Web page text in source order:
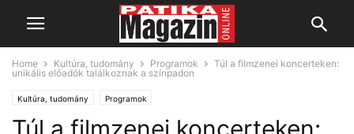
Home Kultúra, tudomány Programok
Túl a filmzenei koncerteken:
unikális előadók találkoznak a színpadon
Kultúra, tudomány Programok